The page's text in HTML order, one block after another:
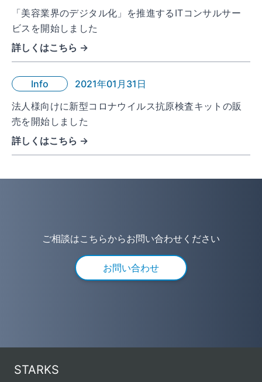
「美容業界のデジタル化」を推進するITコンサルサー
ビスを開始しました
詳しくはこちら →
Info
2021年01月31日
法人様向けに新型コロナウイルス抗原検査キットの販
売を開始しました
詳しくはこちら →
ご相談はこちらからお問い合わせください
お問い合わせ
STARKS